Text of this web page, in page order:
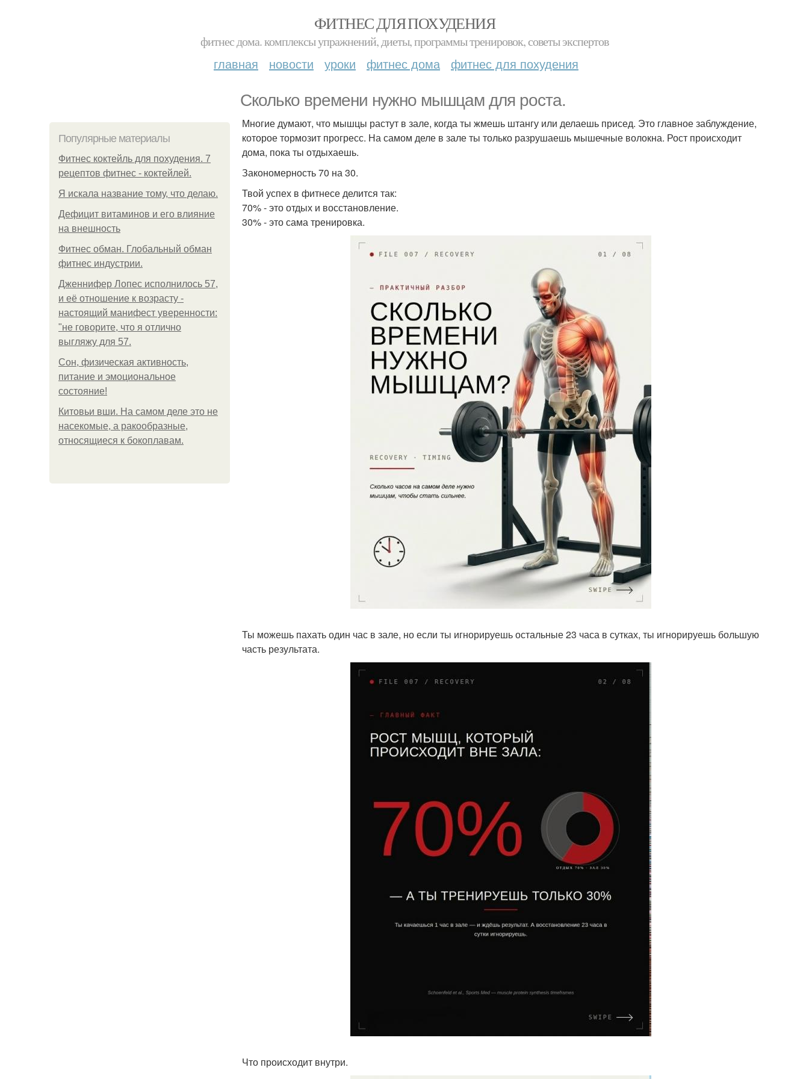
ФИТНЕС ДЛЯ ПОХУДЕНИЯ
фитнес дома. комплексы упражнений, диеты, программы тренировок, советы экспертов
главная новости уроки фитнес дома фитнес для похудения
Сколько времени нужно мышцам для роста.
Популярные материалы
Фитнес коктейль для похудения. 7
рецептов фитнес - коктейлей.
Я искала название тому, что делаю.
Дефицит витаминов и его влияние
на внешность
Фитнес обман. Глобальный обман
фитнес индустрии.
Дженнифер Лопес исполнилось 57,
и её отношение к возрасту -
настоящий манифест уверенности:
"не говорите, что я отлично
выгляжу для 57.
Сон, физическая активность,
питание и эмоциональное
состояние!
Китовьи вши. На самом деле это не
насекомые, а ракообразные,
относящиеся к бокоплавам.
Многие думают, что мышцы растут в зале, когда ты жмешь штангу или делаешь присед. Это главное заблуждение,
которое тормозит прогресс. На самом деле в зале ты только разрушаешь мышечные волокна. Рост происходит
дома, пока ты отдыхаешь.
Закономерность 70 на 30.
Твой успех в фитнесе делится так:
70% - это отдых и восстановление.
30% - это сама тренировка.
Ты можешь пахать один час в зале, но если ты игнорируешь остальные 23 часа в сутках, ты игнорируешь большую
часть результата.
Что происходит внутри.